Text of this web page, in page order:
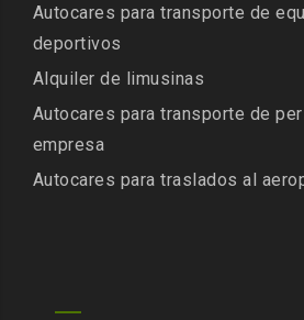
Autocares para transporte de
deportivos
Alquiler de limusinas
Autocares para transporte de
empresa
Autocares para traslados al